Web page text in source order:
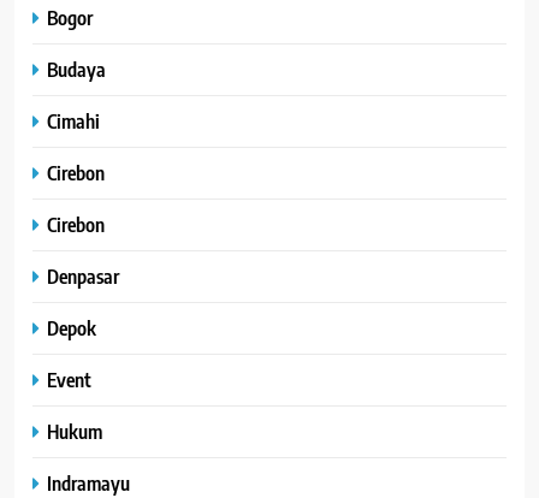
Bogor
Budaya
Cimahi
Cirebon
Cirebon
Denpasar
Depok
Event
Hukum
Indramayu